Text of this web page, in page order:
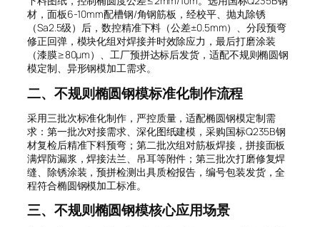
材，面板6-10mm配槽钢/角钢筋板，经校平、抛丸除锈
（Sa2.5级）后，数控精准下料（公差±0.5mm）、分段预弯
修正回弹，模块化组对焊接并时效除应力，最后打磨涂装
（漆膜≥80μm）、工厂预拼达标后发货，适配不规则椭圆钢
模定制、异形钢模加工需求。
二、不规则椭圆钢模标准化制作流程
采用三批次标准化制作，严控质量，适配椭圆钢模定制需
求：第一批次对接需求、深化图纸建模，采购国标Q235B钢
材复检后精准下料预弯；第二批次组对筋板焊接，拼接面板
满焊防漏浆，焊接法兰、吊耳等附件；第三批次打磨修复焊
缝、除锈涂装，预拼检测出具质检报告，编号包装发货，全
程符合椭圆钢模加工标准。
三、不规则椭圆钢模核心应用场景